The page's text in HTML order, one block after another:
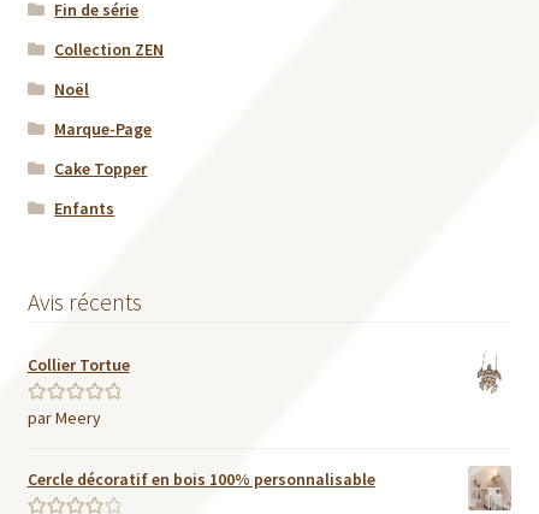
Fin de série
Collection ZEN
Noël
Marque-Page
Cake Topper
Enfants
Avis récents
Collier Tortue
Note5sur 5
par Meery
Cercle décoratif en bois 100% personnalisable